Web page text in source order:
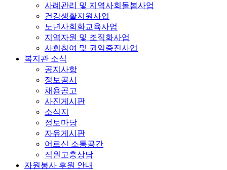
사례관리 및 지역사회돌봄사업
건강생활지원사업
노년사회화교육사업
지역자원 및 조직화사업
사회참여 및 권익증진사업
복지관 소식
공지사항
정보공시
채용공고
사진게시판
소식지
정보마당
자유게시판
어르신 소통공간
직원고충상담
자원봉사 후원 안내